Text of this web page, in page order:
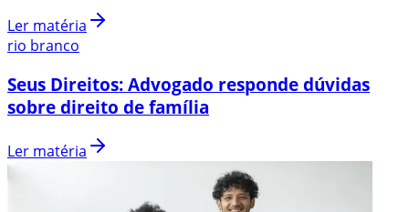
Ler matéria
rio branco
Seus Direitos: Advogado responde dúvidas
sobre direito de família
Ler matéria